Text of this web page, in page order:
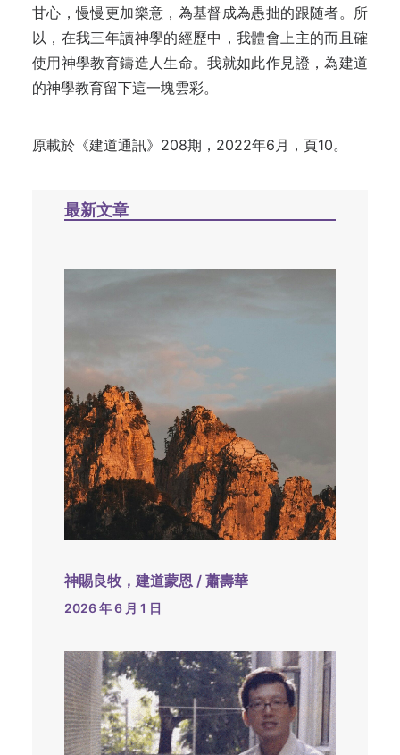
甘心，慢慢更加樂意，為基督成為愚拙的跟随者。所
以，在我三年讀神學的經歷中，我體會上主的而且確
使用神學教育鑄造人生命。我就如此作見證，為建道
的神學教育留下這一塊雲彩。
原載於《建道通訊》208期，2022年6月，頁10。
最新文章
神賜良牧，建道蒙恩 / 蕭壽華
2026 年 6 月 1 日